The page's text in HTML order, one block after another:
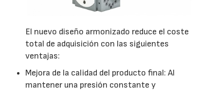
El nuevo diseño armonizado reduce el coste
total de adquisición con las siguientes
ventajas:
Mejora de la calidad del producto final: Al
mantener una presión constante y